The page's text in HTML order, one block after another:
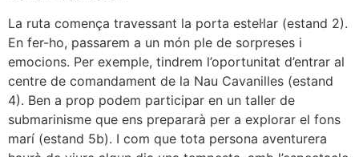
La ruta comença travessant la porta estel·lar (estand 2).
En fer-ho, passarem a un món ple de sorpreses i
emocions. Per exemple, tindrem l’oportunitat d’entrar al
centre de comandament de la Nau Cavanilles (estand
4). Ben a prop podem participar en un taller de
submarinisme que ens prepararà per a explorar el fons
marí (estand 5b). I com que tota persona aventurera